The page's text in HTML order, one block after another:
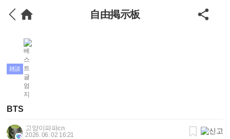
自由掲示板
雑談
BTS
고양이파파cn
2026. 06. 02 16:21